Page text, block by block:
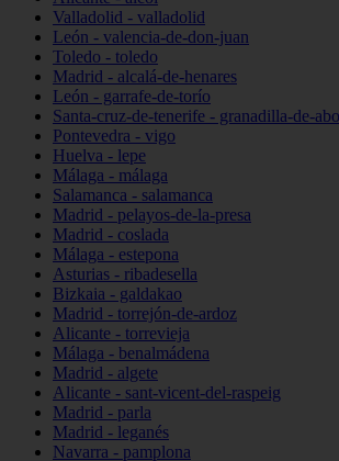
Valladolid - valladolid
León - valencia-de-don-juan
Toledo - toledo
Madrid - alcalá-de-henares
León - garrafe-de-torío
Santa-cruz-de-tenerife - granadilla-de-
Pontevedra - vigo
Huelva - lepe
Málaga - málaga
Salamanca - salamanca
Madrid - pelayos-de-la-presa
Madrid - coslada
Málaga - estepona
Asturias - ribadesella
Bizkaia - galdakao
Madrid - torrejón-de-ardoz
Alicante - torrevieja
Málaga - benalmádena
Madrid - algete
Alicante - sant-vicent-del-raspeig
Madrid - parla
Madrid - leganés
Navarra - pamplona